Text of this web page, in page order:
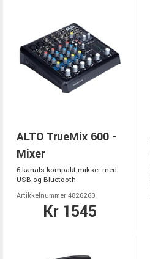
ALTO TrueMix 600 -
Mixer
6-kanals kompakt mikser med
USB og Bluetooth
Artikkelnummer 4826260
Kr 1545